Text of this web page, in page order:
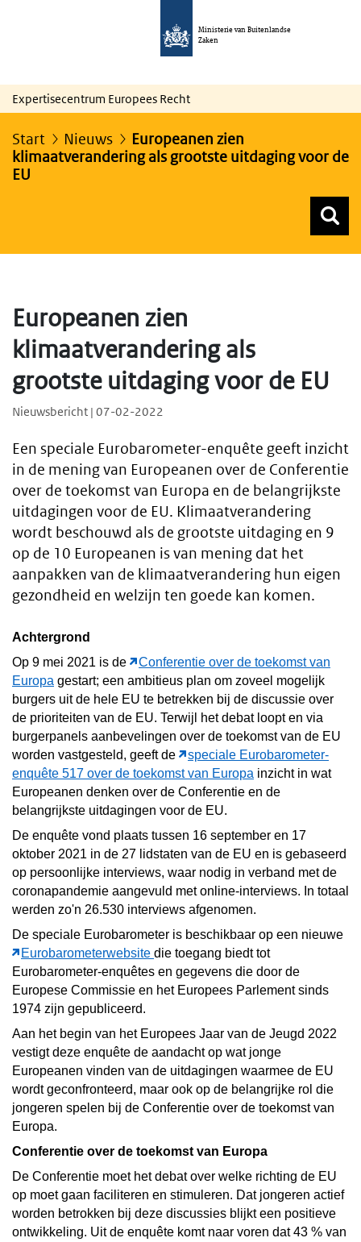
Ministerie van Buitenlandse
Zaken
Expertisecentrum Europees Recht
Start Nieuws
Europeanen zien
klimaatverandering als grootste uitdaging voor de
EU
Europeanen zien
klimaatverandering als
grootste uitdaging voor de EU
Nieuwsbericht | 07-02-2022
Een speciale Eurobarometer-enquête geeft inzicht
in de mening van Europeanen over de Conferentie
over de toekomst van Europa en de belangrijkste
uitdagingen voor de EU. Klimaatverandering
wordt beschouwd als de grootste uitdaging en 9
op de 10 Europeanen is van mening dat het
aanpakken van de klimaatverandering hun eigen
gezondheid en welzijn ten goede kan komen.
Achtergrond
Op 9 mei 2021 is de
Conferentie over de toekomst van
Europa gestart; een ambitieus plan om zoveel mogelijk
burgers uit de hele EU te betrekken bij de discussie over
de prioriteiten van de EU. Terwijl het debat loopt en via
burgerpanels aanbevelingen over de toekomst van de EU
worden vastgesteld, geeft de
speciale Eurobarometer-
enquête 517 over de toekomst van Europa inzicht in wat
Europeanen denken over de Conferentie en de
belangrijkste uitdagingen voor de EU.
De enquête vond plaats tussen 16 september en 17
oktober 2021 in de 27 lidstaten van de EU en is gebaseerd
op persoonlijke interviews, waar nodig in verband met de
coronapandemie aangevuld met online-interviews. In totaal
werden zo'n 26.530 interviews afgenomen.
De speciale Eurobarometer is beschikbaar op een nieuwe
Eurobarometerwebsite die toegang biedt tot
Eurobarometer-enquêtes en gegevens die door de
Europese Commissie en het Europees Parlement sinds
1974 zijn gepubliceerd.
Aan het begin van het Europees Jaar van de Jeugd 2022
vestigt deze enquête de aandacht op wat jonge
Europeanen vinden van de uitdagingen waarmee de EU
wordt geconfronteerd, maar ook op de belangrijke rol die
jongeren spelen bij de Conferentie over de toekomst van
Europa.
Conferentie over de toekomst van Europa
De Conferentie moet het debat over welke richting de EU
op moet gaan faciliteren en stimuleren. Dat jongeren actief
worden betrokken bij deze discussies blijkt een positieve
ontwikkeling. Uit de enquête komt naar voren dat 43 % van